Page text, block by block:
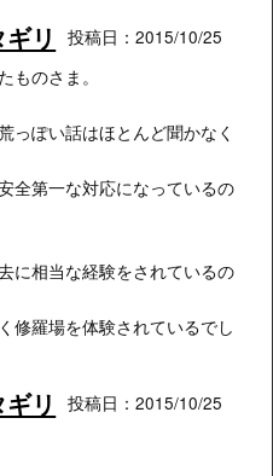
リ
投稿日：2015/10/25
ものさま。
っぽい話はほとんど聞かなく
全第一な対応になっているの
に相当な経験をされているの
修羅場を体験されているでし
リ
投稿日：2015/10/25